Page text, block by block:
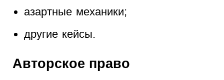
азартные механики;
другие кейсы.
Авторское право